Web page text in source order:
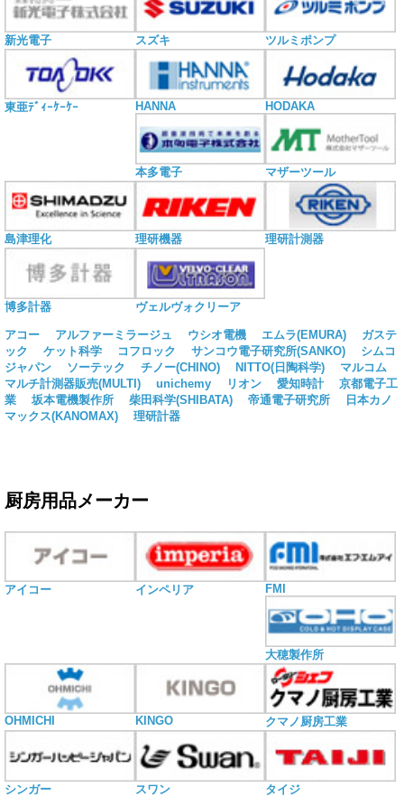
新光電子 スズキ ツルミポンプ
東亜ﾃﾞｨｰｹｰｹｰ HANNA HODAKA
本多電子 マザーツール
島津理化 理研機器 理研計測器
博多計器 ヴェルヴォクリーア
アコー アルファーミラージュ ウシオ電機 エムラ(EMURA)
ガステ
ック
ケット科学 コフロック サンコウ電子研究所(SANKO)
シムコ
ジャパン
ソーテック チノー(CHINO) NITTO(日陶科学)
マルコム
マルチ計測器販売(MULTI)
unichemy リオン 愛知時計
京都電子工
業
坂本電機製作所 柴田科学(SHIBATA) 帝通電子研究所
日本カノ
マックス(KANOMAX)
理研計器
厨房用品メーカー
アイコー インペリア FMI
大穂製作所
OHMICHI KINGO クマノ厨房工業
シンガー スワン タイジ